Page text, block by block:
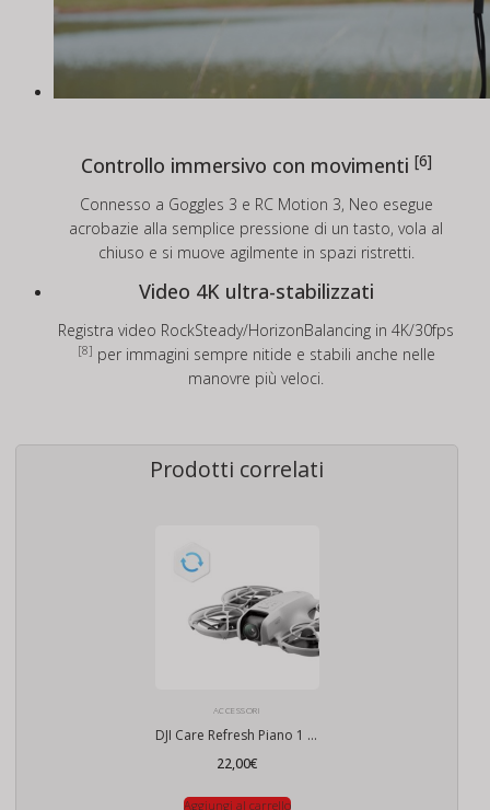
Controllo immersivo con movimenti [6]
Connesso a Goggles 3 e RC Motion 3, Neo esegue
acrobazie alla semplice pressione di un tasto, vola al
chiuso e si muove agilmente in spazi ristretti.
Video 4K ultra-stabilizzati
Registra video RockSteady/HorizonBalancing in 4K/30fps
[8] per immagini sempre nitide e stabili anche nelle
manovre più veloci.
Prodotti correlati
ACCESSORI
DJI Care Refresh Piano 1 Anno (Neo)
22,00€
Aggiungi al carrello